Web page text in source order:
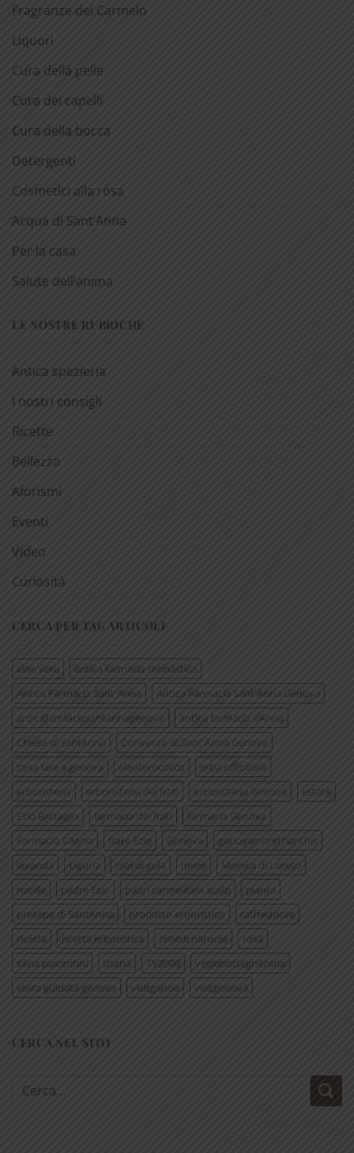
Fragranze del Carmelo
Liquori
Cura della pelle
Cura dei capelli
Cura della bocca
Detergenti
Cosmetici alla rosa
Acqua di Sant’Anna
Per la casa
Salute dell’anima
LE NOSTRE RUBRICHE
Antica spezieria
I nostri consigli
Ricette
Bellezza
Aforismi
Eventi
Video
Curiosità
CERCA PER TAG ARTICOLI
aloe vera
antica farmacia monastica
Antica Farmacia Sant'Anna
Antica Farmacia Sant'Anna Genova
anticafarmaciasantannagenova
antica farmacia s’Anna
Chiesa di santAnna
Convento di Sant'Anna Genova
cosa fare a genova
eleuterococco
erba officinale
erboristeria
erboristeria dei frati erboristeria Genova
estate
Ezio Battaglia
farmacia dei frati
farmacia Genova
Farmacia S’Anna
frate Ezio Genova
genovamorethanthis
lavanda
Liguria mal di gola miele
Monica di Loreto
natale
padre Ezio padri carmelitani scalzi
pianta
presepe di SantAnna
prodotto erboristico
raffreddore
ricetta
ricetta erboristica rimedi naturali
rosa
silvia piacentini
tisana TV2000
vegiebotteghezena
visita guidata genova
visitgenoa visitgenova
CERCA NEL SITO
Cerca: